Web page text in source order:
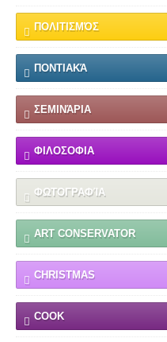
ΠΟΛΙΤΙΣΜΌΣ
ΠΟΝΤΙΑΚΆ
ΣΕΜΙΝΆΡΙΑ
ΦΙΛΟΣΟΦΙΑ
ΦΩΤΟΓΡΑΦΊΑ
ART CONSERVATOR
CHRISTMAS
COOK